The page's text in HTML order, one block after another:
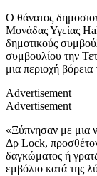
Ο θάνατος
Μονάδας Υγείας
δημοτικούς
συμβουλίου την
μια περιοχή
Advertisement
Advertisement
«Ξύπνησαν με μια
Δρ Lock,
δαγκώματος ή
εμβόλιο κατά της